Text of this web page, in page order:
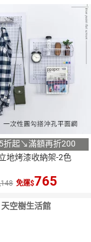
折起↘滿額再折200
地烤漆收納架-2色
免運 765
天空樹生活館